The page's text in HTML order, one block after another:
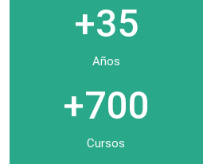
+35
Años
+700
Cursos